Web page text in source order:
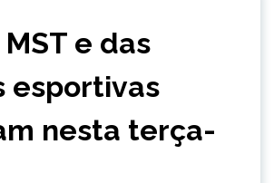
e das
esportivas
nesta terça-